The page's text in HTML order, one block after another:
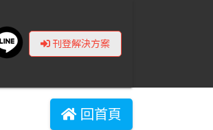
刊登解決方案
回首頁